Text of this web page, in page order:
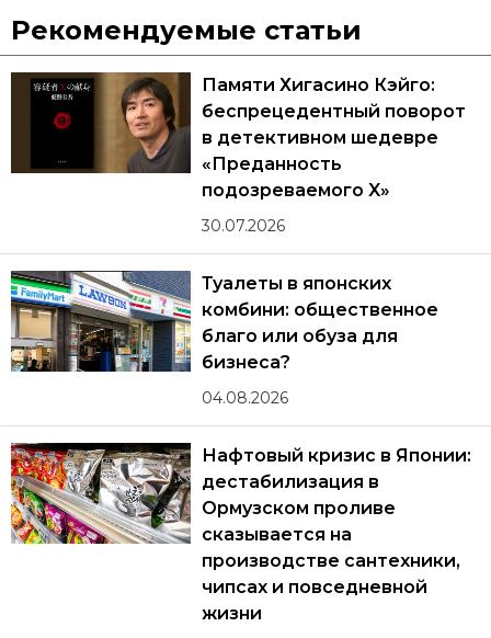
Рекомендуемые статьи
Памяти Хигасино Кэйго:
беспрецедентный поворот
в детективном шедевре
«Преданность
подозреваемого X»
30.07.2026
Туалеты в японских
комбини: общественное
благо или обуза для
бизнеса?
04.08.2026
Нафтовый кризис в Японии:
дестабилизация в
Ормузском проливе
сказывается на
производстве сантехники,
чипсах и повседневной
жизни